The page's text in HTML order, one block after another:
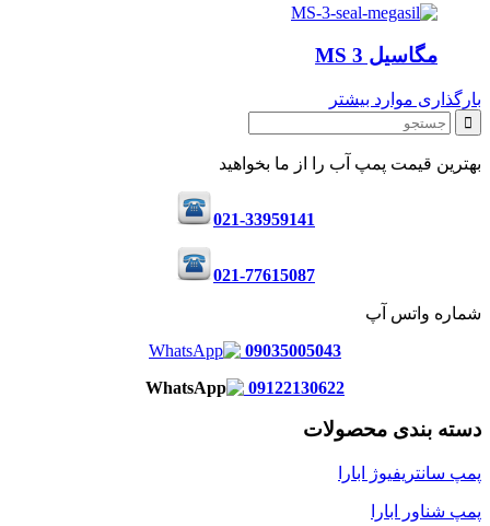
مگاسیل MS 3
بارگذاری موارد بیشتر
بهترین قیمت پمپ آب را از ما بخواهید
021-33959141
021-77615087
شماره واتس آپ
09035005043
09122130622
دسته بندی محصولات
پمپ سانتریفیوژ ابارا
پمپ شناور ابارا